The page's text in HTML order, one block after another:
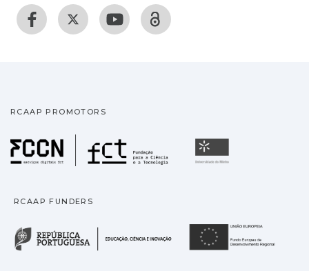
RCAAP PROMOTORS
Fundação para a
RCAAP FUNDERS
República Portuguesa